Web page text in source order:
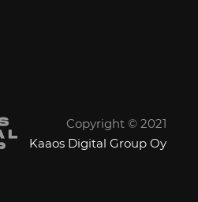
Copyright © 2021
Kaaos Digital Group Oy